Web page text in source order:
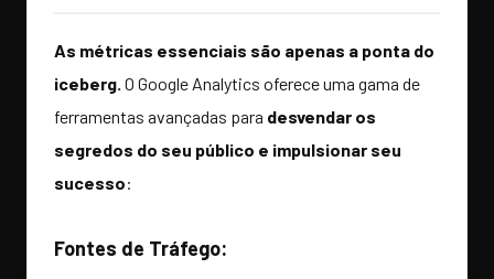
As métricas essenciais são apenas a ponta do
iceberg. O Google Analytics oferece uma gama de
ferramentas avançadas para desvendar os
segredos do seu público e impulsionar seu
sucesso:
Fontes de Tráfego: